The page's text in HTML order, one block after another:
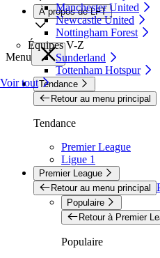
Manchester United
Newcastle United
Nottingham Forest
Équipes V-Z
Sunderland
Tottenham Hotspur
Voir tout
À propos de LFT
Menu
Tendance
Retour au menu principal
Tendance
Premier League
Ligue 1
Premier League
Retour au menu principal
Populaire
Retour à Premier
Populaire